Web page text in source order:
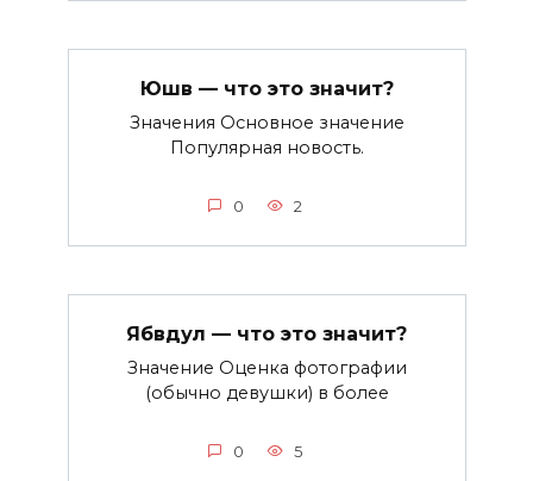
Юшв — что это значит?
Значения Основное значение
Популярная новость.
0 2
Ябвдул — что это значит?
Значение Оценка фотографии
(обычно девушки) в более
0 5